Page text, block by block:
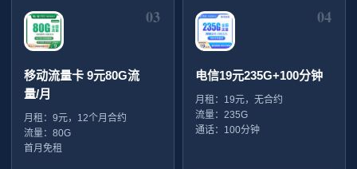
03
移动流量卡 9元80G流
量/月
月租：9元，12个月合约
流量：80G
首月免租
04
电信19元235G+100分钟
月租：19元，无合约
流量：235G
通话：100分钟